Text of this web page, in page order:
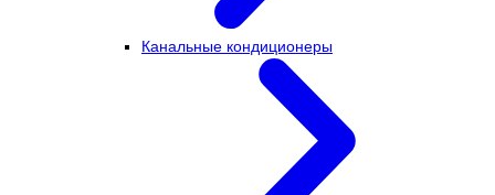
Канальные кондиционеры